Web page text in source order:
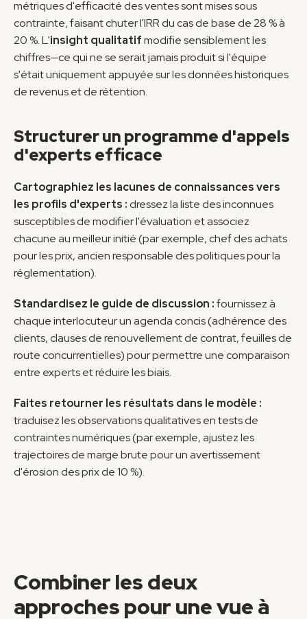
métriques d'efficacité des ventes sont mises sous
contrainte, faisant chuter l'IRR du cas de base de 28 % à
20 %. L'insight qualitatif modifie sensiblement les
chiffres—ce qui ne se serait jamais produit si l'équipe
s'était uniquement appuyée sur les données historiques
de revenus et de rétention.
Structurer un programme d'appels
d'experts efficace
Cartographiez les lacunes de connaissances vers
les profils d'experts : dressez la liste des inconnues
susceptibles de modifier l'évaluation et associez
chacune au meilleur initié (par exemple, chef des achats
pour les prix, ancien responsable des politiques pour la
réglementation).
Standardisez le guide de discussion : fournissez à
chaque interlocuteur un agenda concis (adhérence des
clients, clauses de renouvellement de contrat, feuilles de
route concurrentielles) pour permettre une comparaison
entre experts et réduire les biais.
Faites retourner les résultats dans le modèle :
traduisez les observations qualitatives en tests de
contraintes numériques (par exemple, ajustez les
trajectoires de marge brute pour un avertissement
d'érosion des prix de 10 %).
Combiner les deux
approches pour une vue à